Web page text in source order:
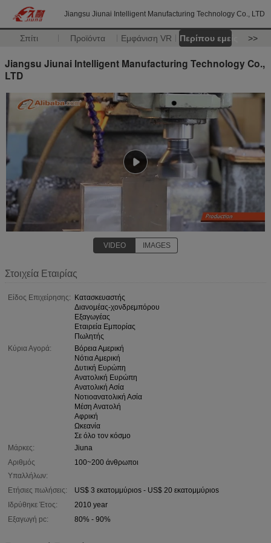
Jiangsu Jiunai Intelligent Manufacturing Technology Co., LTD
Σπίτι Προϊόντα Εμφάνιση VR Περίπου εμείς >>
Jiangsu Jiunai Intelligent Manufacturing Technology Co.,
LTD
VIDEO IMAGES
Στοιχεία Εταιρίας
Είδος Επιχείρησης: Κατασκευαστής
Διανομέας-χονδρεμπόρου
Εξαγωγέας
Εταιρεία Εμπορίας
Πωλητής
Κύρια Αγορά:
Βόρεια Αμερική
Νότια Αμερική
Δυτική Ευρώπη
Ανατολική Ευρώπη
Ανατολική Ασία
Νοτιοανατολική Ασία
Μέση Ανατολή
Αφρική
Ωκεανία
Σε όλο τον κόσμο
Μάρκες:
Jiuna
Αριθμός
Υπαλλήλων:
100~200 άνθρωποι
Ετήσιες πωλήσεις:
US$ 3 εκατομμύριοs - US$ 20 εκατομμύριοs
Ιδρύθηκε Έτος:
2010 year
Εξαγωγή pc:
80% - 90%